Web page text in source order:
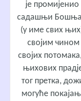
је
садашњи
(у име свих
својим чином
својих
њихових
тог претка,
могуће